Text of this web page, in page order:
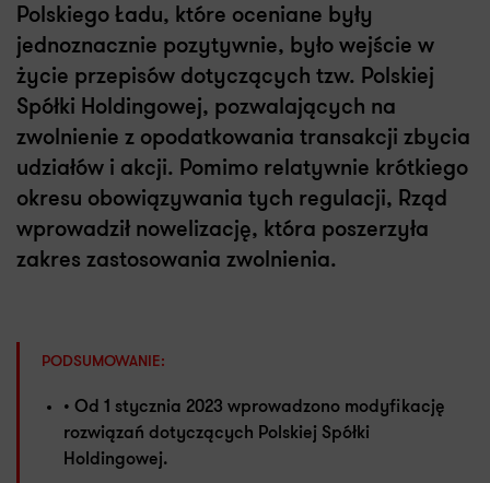
Polskiego Ładu, które oceniane były
jednoznacznie pozytywnie, było wejście w
życie przepisów dotyczących tzw. Polskiej
Spółki Holdingowej, pozwalających na
zwolnienie z opodatkowania transakcji zbycia
udziałów i akcji. Pomimo relatywnie krótkiego
okresu obowiązywania tych regulacji, Rząd
wprowadził nowelizację, która poszerzyła
zakres zastosowania zwolnienia.
PODSUMOWANIE:
• Od 1 stycznia 2023 wprowadzono modyfikację
rozwiązań dotyczących Polskiej Spółki
Holdingowej.